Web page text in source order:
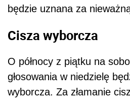
będzie uznana za
Cisza wyborcza
O północy z piątku na
głosowania w niedzielę
wyborcza. Za złamanie